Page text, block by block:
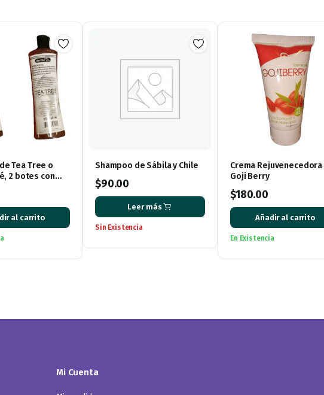
Tea Tree o
2 botes con
uno.
al carrito
Shampoo de Sábila y Chile
$90.00
Leer más
Sin Existencia
Crema
Goji Berry
$180.00
Añadir al carrito
En Existencia
Mi Cuenta